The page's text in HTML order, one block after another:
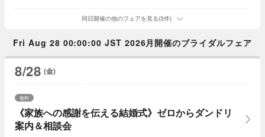
同日開催の他のフェアを見る(3件)
Fri Aug 28 00:00:00 JST 2026月開催のブライダルフェア
8/28 (金)
《家族への感謝を伝える結婚式》ゼロからダンドリ
案内＆相談会
無料